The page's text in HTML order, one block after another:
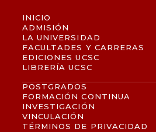
INICIO
ADMISIÓN
LA UNIVERSIDAD
FACULTADES Y CARRERAS
EDICIONES UCSC
LIBRERÍA UCSC
POSTGRADOS
FORMACIÓN CONTINUA
INVESTIGACIÓN
VINCULACIÓN
TÉRMINOS DE PRIVACIDAD